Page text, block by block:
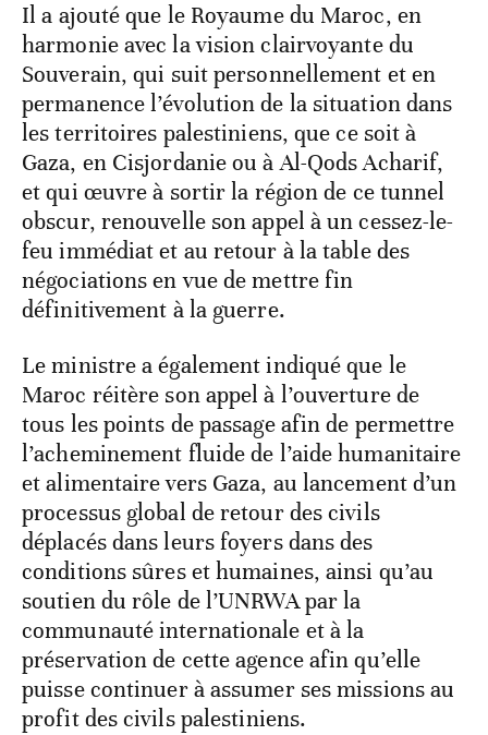
Il a ajouté que le Royaume du Maroc, en
harmonie avec la vision clairvoyante du
Souverain, qui suit personnellement et en
permanence l’évolution de la situation dans
les territoires palestiniens, que ce soit à
Gaza, en Cisjordanie ou à Al-Qods Acharif,
et qui œuvre à sortir la région de ce tunnel
obscur, renouvelle son appel à un cessez-le-
feu immédiat et au retour à la table des
négociations en vue de mettre fin
définitivement à la guerre.
Le ministre a également indiqué que le
Maroc réitère son appel à l’ouverture de
tous les points de passage afin de permettre
l’acheminement fluide de l’aide humanitaire
et alimentaire vers Gaza, au lancement d’un
processus global de retour des civils
déplacés dans leurs foyers dans des
conditions sûres et humaines, ainsi qu’au
soutien du rôle de l’UNRWA par la
communauté internationale et à la
préservation de cette agence afin qu’elle
puisse continuer à assumer ses missions au
profit des civils palestiniens.